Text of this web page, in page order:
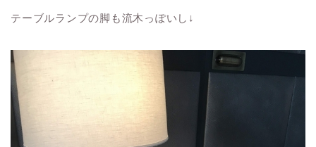
テーブルランプの脚も流木っぽいし↓